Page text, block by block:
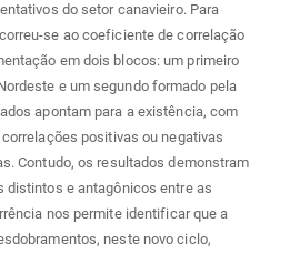
do setor canavieiro. Para
se ao coeficiente de correlação
em dois blocos: um primeiro
e um segundo formado pela
apontam para a existência, com
positivas ou negativas
Contudo, os resultados demonstram
distintos e antagônicos entre as
nos permite identificar que a
neste novo ciclo,